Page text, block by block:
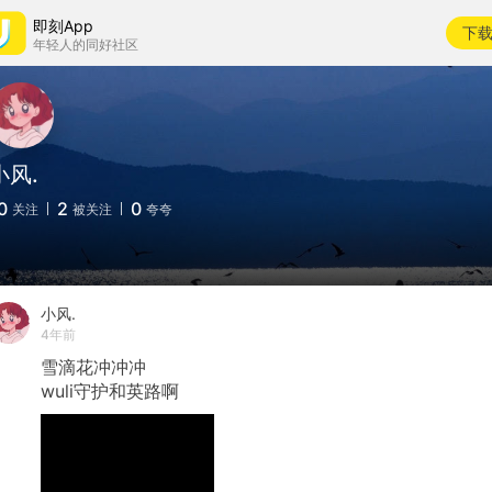
即刻App
年轻人的同好社区
下载
风.
关注 2 被关注 0 夸夸
小风.
4年前
雪滴花冲冲冲
wuli守护和英路啊